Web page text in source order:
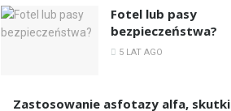
Fotel lub pasy
bezpieczeństwa?
5 LAT AGO
Zastosowanie asfotazy alfa, skutki